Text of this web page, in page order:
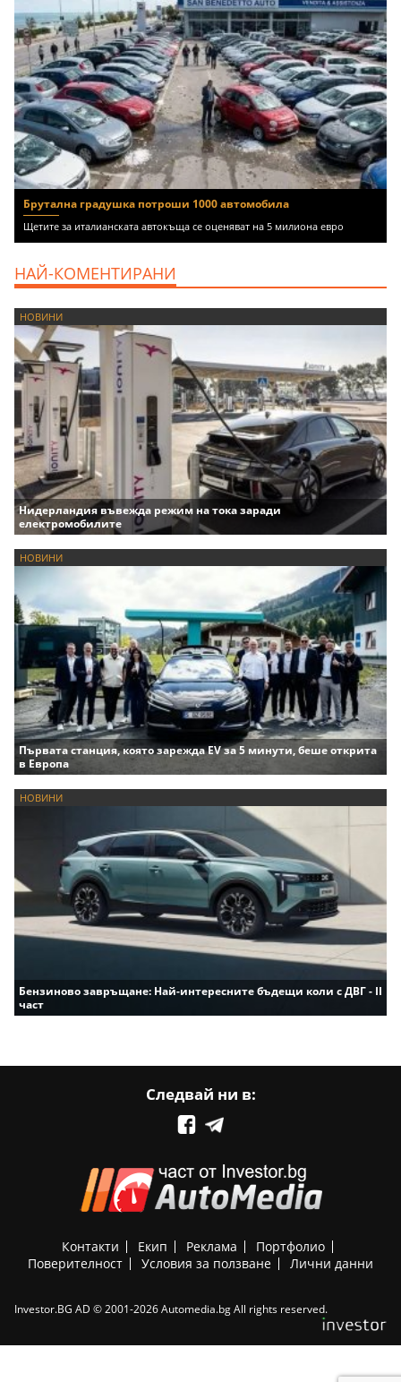
Брутална градушка потроши 1000 автомобила
Щетите за италианската автокъща се оценяват на 5 милиона евро
НАЙ-КОМЕНТИРАНИ
НОВИНИ
Нидерландия въвежда режим на тока заради
електромобилите
НОВИНИ
Първата станция, която зарежда EV за 5 минути, беше открита
в Европа
НОВИНИ
Бензиново завръщане: Най-интересните бъдещи коли с ДВГ - II
част
Следвай ни в:
Контакти Екип Реклама
Портфолио
Поверителност
Условия за ползване Лични данни
Investor.BG AD © 2001-2026 Automedia.bg All rights reserved.